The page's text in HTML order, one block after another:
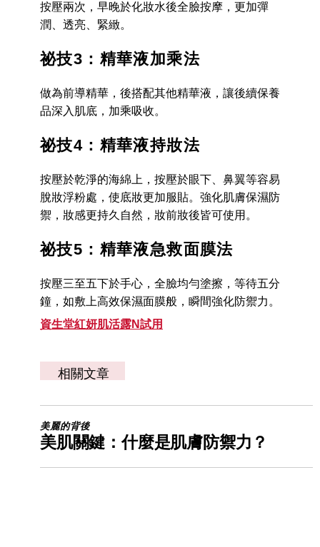
相關文章
美麗的背後
美肌關鍵：什麼是肌膚防禦力？
按壓兩次，早晚於化妝水後全臉按摩，更加彈
潤、透亮、緊緻。
祕技3：精華液加乘法
做為前導精華，後搭配其他精華液，讓後續保養
品深入肌底，加乘吸收。
祕技4：精華液持妝法
按壓於乾淨的海綿上，按壓於眼下、鼻翼等容易
脫妝浮粉處，使底妝更加服貼。強化肌膚保濕防
禦，妝感更持久自然，妝前妝後皆可使用。
祕技5：精華液急救面膜法
按壓三至五下於手心，全臉均勻塗擦，等待五分
鐘，如敷上高效保濕面膜般，瞬間強化防禦力。
資生堂紅妍肌活露N試用